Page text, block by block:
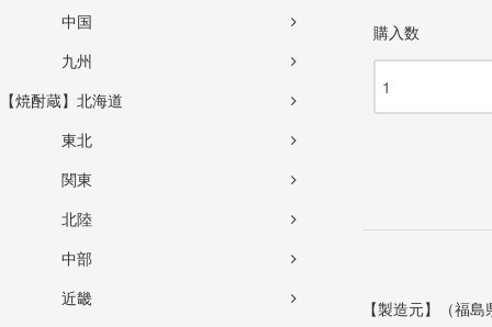
中国
九州
【焼酎蔵】北海道
東北
関東
北陸
中部
近畿
購入数
【製造元】（福